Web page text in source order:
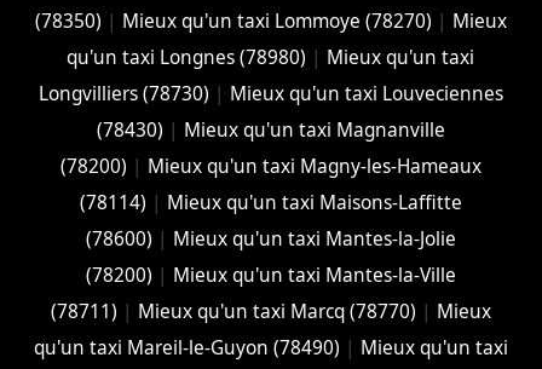
(78350) | Mieux qu'un taxi Lommoye (78270) | Mieux
qu'un taxi Longnes (78980) | Mieux qu'un taxi
Longvilliers (78730) | Mieux qu'un taxi Louveciennes
(78430) | Mieux qu'un taxi Magnanville
(78200) | Mieux qu'un taxi Magny-les-Hameaux
(78114) | Mieux qu'un taxi Maisons-Laffitte
(78600) | Mieux qu'un taxi Mantes-la-Jolie
(78200) | Mieux qu'un taxi Mantes-la-Ville
(78711) | Mieux qu'un taxi Marcq (78770) | Mieux
qu'un taxi Mareil-le-Guyon (78490) | Mieux qu'un taxi